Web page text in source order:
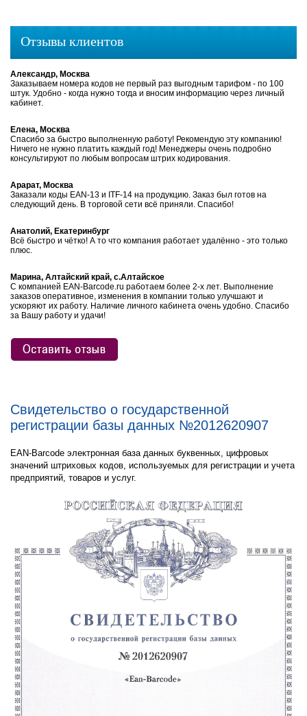
Отзывы клиентов
Александр, Москва
Заказываем номера кодов не первый раз выгодным тарифом - по 100
штук. Удобно - когда нужно тогда и вносим информацию через личный
кабинет.
Елена, Москва
Спасибо за быстро выполненную работу! Рекомендую эту компанию!
Ничего не нужно платить каждый год! Менеджеры очень подробно
консультируют по любым вопросам штрих кодирования.
Арарат, Москва
Заказали коды EAN-13 и ITF-14 на продукцию. Заказ был готов на
следующий день. В торговой сети всё приняли. Спасибо!
Анатолий, Екатеринбург
Всё быстро и чётко! А то что компания работает удалённо - это только
плюс.
Марина, Алтайский край, с.Алтайское
С компанией EAN-Barcode.ru работаем более 2-х лет. Выполнение
заказов оперативное, изменения в компании только улучшают и
ускоряют их работу. Наличие личного кабинета очень удобно. Спасибо
за Вашу работу и удачи!
Свидетельство о государственной
регистрации базы данных №2012620907
EAN-Barcode электронная база данных буквенных, цифровых
значений штриховых кодов, используемых для регистрации и учета
предприятий, товаров и услуг.